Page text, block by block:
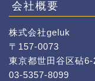
会社概要
株式会社geluk
〒157-0073
東京都世田谷区砧
03-5357-8099